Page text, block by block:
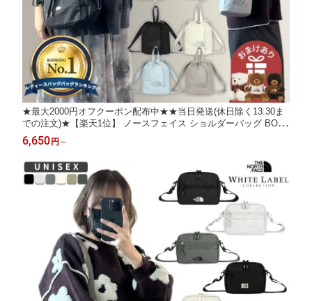
★最大2000円オフクーポン配布中★★当日発送(休日除く13:30ま
での注文)★【楽天1位】 ノースフェイス ショルダーバッグ BON
NEY BUCKET BAG MINI ☆ 巾着 バッグ 軽い 小さい ロゴ レディ
ース 韓国 韓国ファッション THE NORTH FACE 【正規品/関税込/
送料無料】
6,650 円 ～